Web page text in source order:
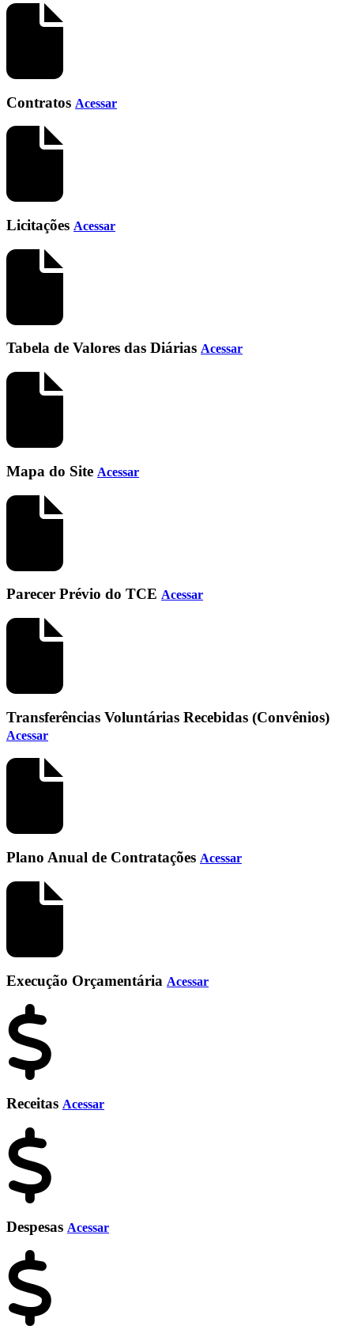
Contratos Acessar
Licitações Acessar
Tabela de Valores das Diárias Acessar
Mapa do Site Acessar
Parecer Prévio do TCE Acessar
Transferências Voluntárias Recebidas (Convênios)
Acessar
Plano Anual de Contratações Acessar
Execução Orçamentária Acessar
Receitas Acessar
Despesas Acessar